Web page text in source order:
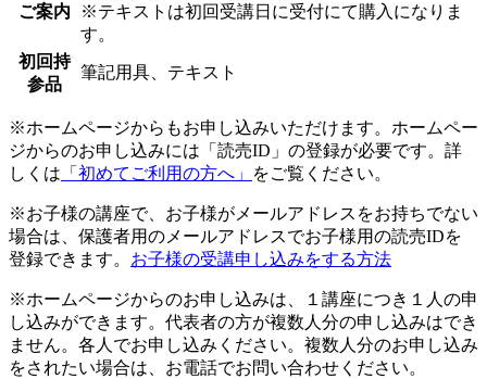
ご案内
※テキストは初回受講日に受付にて購入になりま
す。
初回持
参品
筆記用具、テキスト
※ホームページからもお申し込みいただけます。ホームペー
ジからのお申し込みには「読売ID」の登録が必要です。詳
しくは 「初めてご利用の方へ」 をご覧ください。
※お子様の講座で、お子様がメールアドレスをお持ちでない
場合は、保護者用のメールアドレスでお子様用の読売IDを
登録できます。 お子様の受講申し込みをする方法
※ホームページからのお申し込みは、１講座につき１人の申
し込みができます。代表者の方が複数人分の申し込みはでき
ません。各人でお申し込みください。複数人分のお申し込み
をされたい場合は、お電話でお問い合わせください。